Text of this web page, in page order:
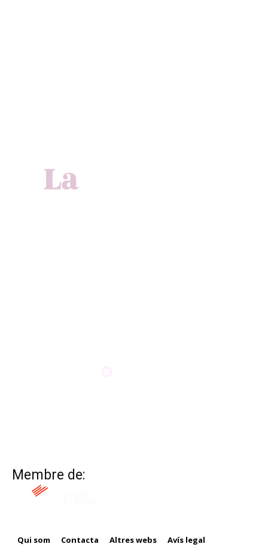
Membre de:
Qui som Contacta Altres webs Avís legal